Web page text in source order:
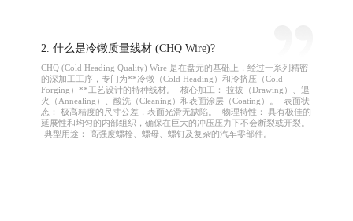
2. 什么是冷镦质量线材 (CHQ Wire)?
CHQ (Cold Heading Quality) Wire 是在盘元的基础上，经过一系列精密
的深加工工序，专门为**冷镦（Cold Heading）和冷挤压（Cold
Forging）**工艺设计的特种线材。 ·核心加工： 拉拔（Drawing）、退
火（Annealing）、酸洗（Cleaning）和表面涂层（Coating）。 ·表面状
态： 极高精度的尺寸公差，表面光滑无缺陷。 ·物理特性： 具有极佳的
延展性和均匀的内部组织，确保在巨大的冲压压力下不会断裂或开裂。
·典型用途： 高强度螺栓、螺母、螺钉及复杂的汽车零部件。